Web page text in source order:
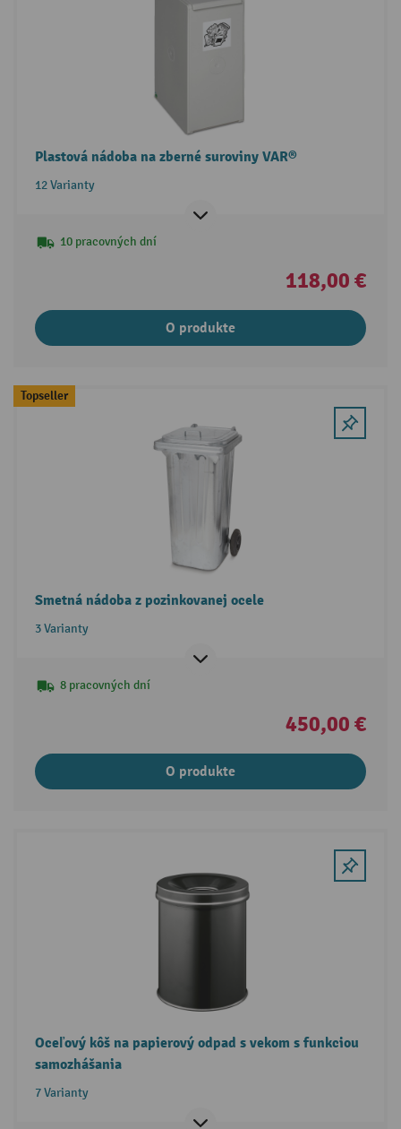
Plastová nádoba na zberné suroviny VAR®
12 Varianty
10 pracovných dní
118,00 €
O produkte
Topseller
Smetná nádoba z pozinkovanej ocele
3 Varianty
8 pracovných dní
450,00 €
O produkte
Oceľový kôš na papierový odpad s vekom s funkciou
samozhášania
7 Varianty